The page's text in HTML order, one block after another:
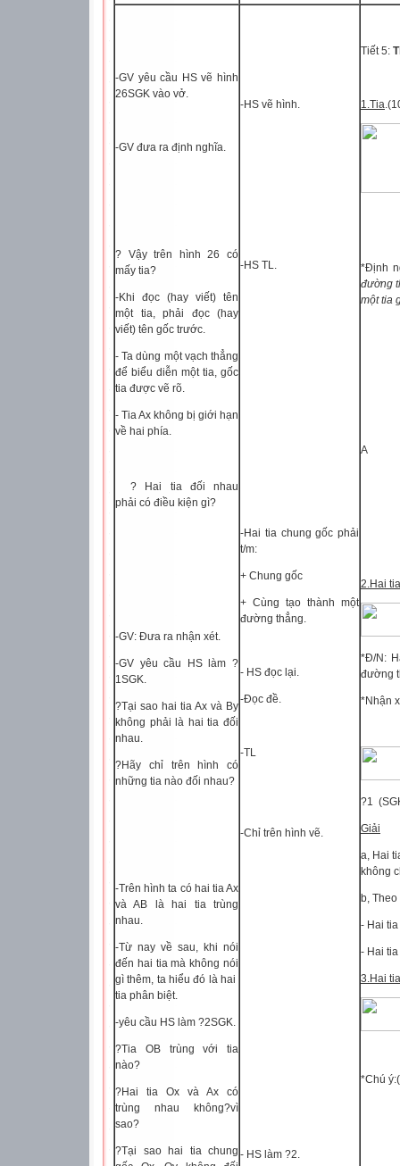
-GV yêu cầu HS vẽ hình
26SGK vào vở.
-GV đưa ra định nghĩa.
? Vậy trên hình 26 có
mấy tia?
-Khi đọc (hay viết) tên
một tia, phải đọc (hay
viết) tên gốc trước.
- Ta dùng một vạch thẳng
để biểu diễn một tia, gốc
tia được vẽ rõ.
- Tia Ax không bị giới hạn
về hai phía.
? Hai tia đối nhau
phải có điều kiện gì?
-GV: Đưa ra nhận xét.
-GV yêu cầu HS làm ?
1SGK.
?Tại sao hai tia Ax và By
không phải là hai tia đối
nhau.
?Hãy chỉ trên hình có
những tia nào đối nhau?
-Trên hình ta có hai tia Ax
và AB là hai tia trùng
nhau.
-Từ nay về sau, khi nói
đến hai tia mà không nói
gì thêm, ta hiểu đó là hai
tia phân biệt.
-yêu cầu HS làm ?2SGK.
?Tia OB trùng với tia
nào?
?Hai tia Ox và Ax có
trùng nhau không?vì
sao?
?Tại sao hai tia chung
-HS vẽ hình.
-HS TL.
-Hai tia chung gốc phải
t/m:
+ Chung gốc
+ Cùng tạo thành một
đường thẳng.
- HS đọc lại.
-Đọc đề.
-TL
-Chỉ trên hình vẽ.
- HS làm ?2.
Tiết 5:
1.Tia
*Định
đường
một tia
A
2.Hai
*Đ/N:
đường
*Nhận
?1
Giải
a, Hai
không
b,
- Hai tia
- Hai
3.Hai
*Chú